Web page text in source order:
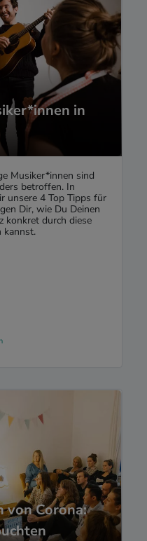
in
Musiker*innen sind
betroffen. In
unsere 4 Top Tipps für
Dir, wie Du Deinen
konkret durch diese
kannst.
von Corona: